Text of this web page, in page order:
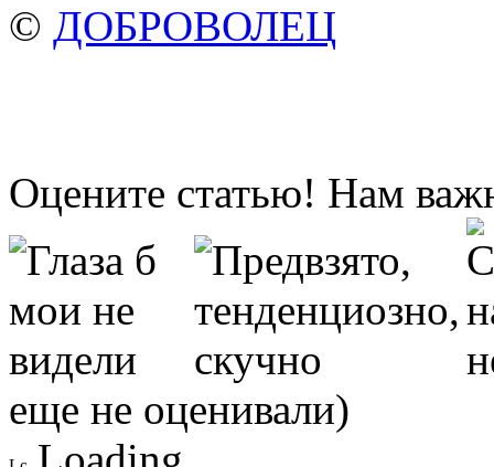
© ДОБРОВОЛЕЦ
Оцените статью! Нам
еще не оценивали)